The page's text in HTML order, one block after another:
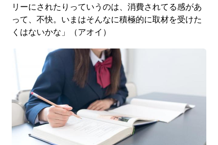
リーにされたりっていうのは、消費されてる感があ
って、不快。いまはそんなに積極的に取材を受けた
くはないかな」（アオイ）